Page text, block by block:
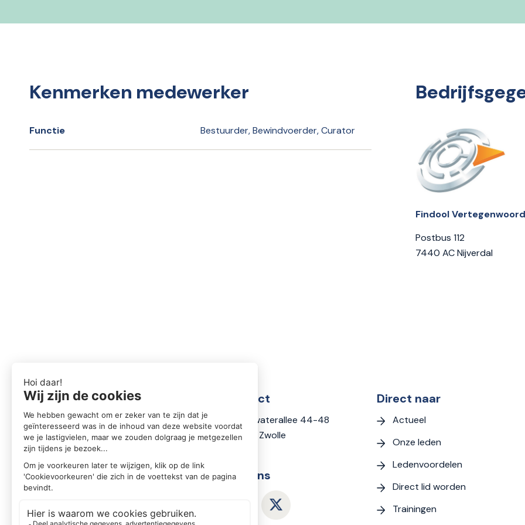
Kenmerken medewerker
Functie Bestuurder, Bewindvoerder, Curator
Findool
Postbus 112
7440 AC Nijverdal
Contact
Zwartewaterallee 44-48
8031 DX Zwolle
Volg ons
Direct naar
Actueel
Onze leden
Ledenvoordelen
Direct lid worden
Trainingen